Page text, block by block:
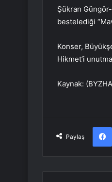
Şükran
bestelediği
Konser,
Hikmet’i
Kaynak:
Paylaş